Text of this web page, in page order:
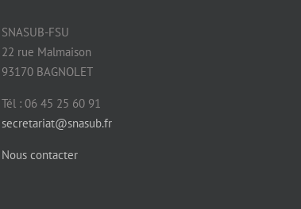
SNASUB-FSU
22 rue Malmaison
93170 BAGNOLET
Tél : 06 45 25 60 91
secretariat@snasub.fr
Nous contacter